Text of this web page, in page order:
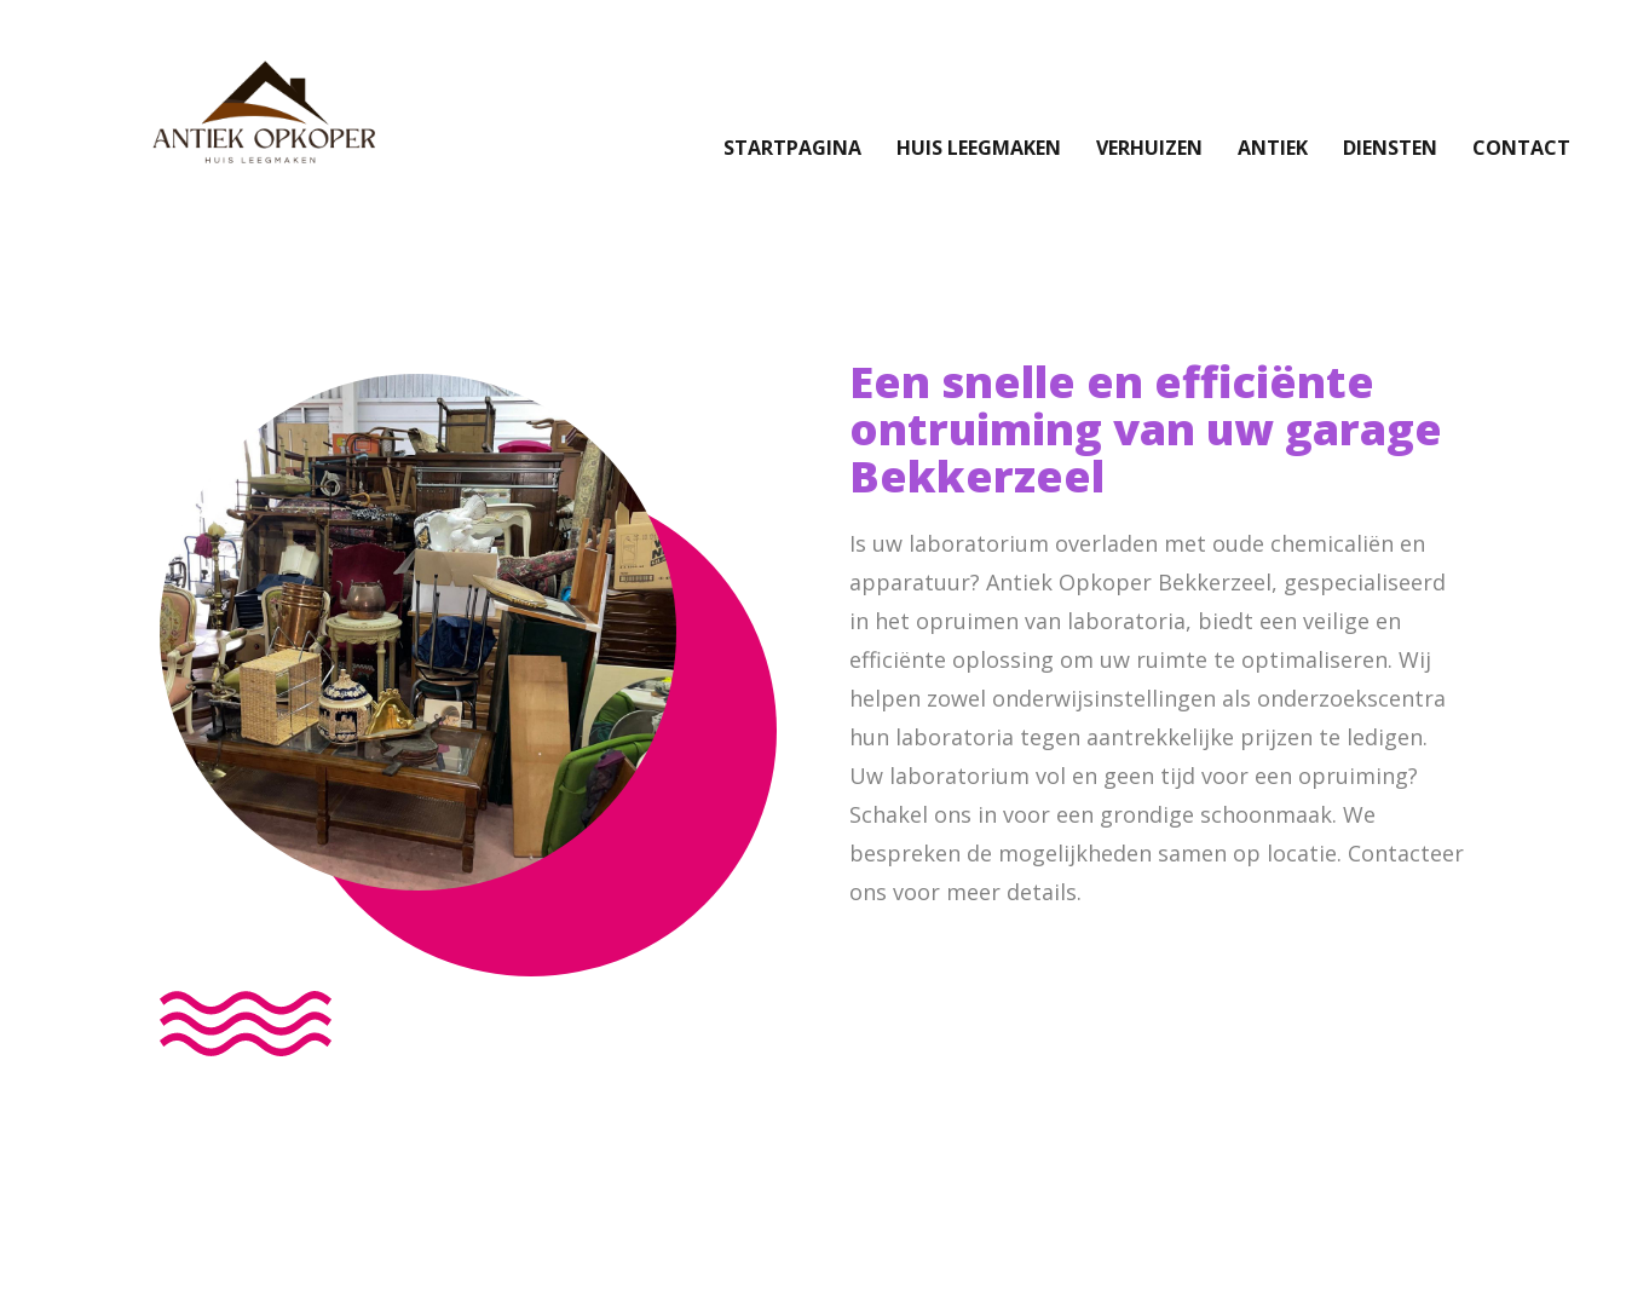
STARTPAGINA HUIS LEEGMAKEN VERHUIZEN ANTIEK DIENSTEN CONTACT
Een snelle en efficiënte
ontruiming van uw garage
Bekkerzeel
Is uw laboratorium overladen met oude chemicaliën en
apparatuur? Antiek Opkoper Bekkerzeel, gespecialiseerd
in het opruimen van laboratoria, biedt een veilige en
efficiënte oplossing om uw ruimte te optimaliseren. Wij
helpen zowel onderwijsinstellingen als onderzoekscentra
hun laboratoria tegen aantrekkelijke prijzen te ledigen.
Uw laboratorium vol en geen tijd voor een opruiming?
Schakel ons in voor een grondige schoonmaak. We
bespreken de mogelijkheden samen op locatie. Contacteer
ons voor meer details.